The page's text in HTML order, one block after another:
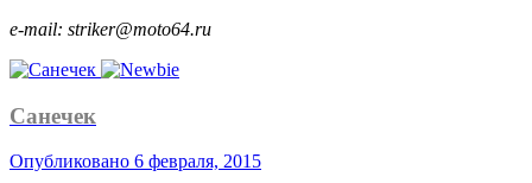
e-mail: striker@moto64.ru
Санечек
Опубликовано 6 февраля, 2015